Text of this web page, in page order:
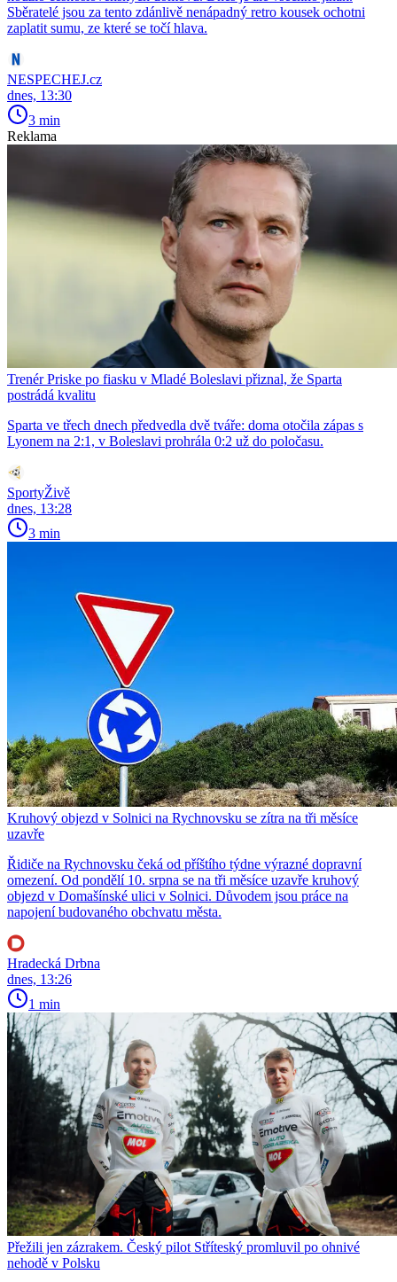
Sběratelé jsou za tento zdánlivě nenápadný retro kousek ochotni
zaplatit sumu, ze které se točí hlava.
NESPECHEJ.cz
dnes, 13:30
3 min
Reklama
Trenér Priske po fiasku v Mladé Boleslavi přiznal, že Sparta
postrádá kvalitu
Sparta ve třech dnech předvedla dvě tváře: doma otočila zápas s
Lyonem na 2:1, v Boleslavi prohrála 0:2 už do poločasu.
SportyŽivě
dnes, 13:28
3 min
Kruhový objezd v Solnici na Rychnovsku se zítra na tři měsíce
uzavře
Řidiče na Rychnovsku čeká od příštího týdne výrazné dopravní
omezení. Od pondělí 10. srpna se na tři měsíce uzavře kruhový
objezd v Domašínské ulici v Solnici. Důvodem jsou práce na
napojení budovaného obchvatu města.
Hradecká Drbna
dnes, 13:26
1 min
Přežili jen zázrakem. Český pilot Stříteský promluvil po ohnivé
nehodě v Polsku